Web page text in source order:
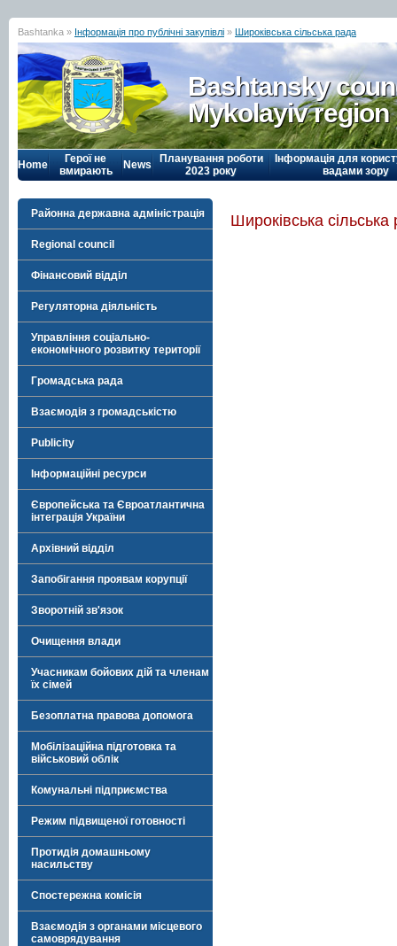
Bashtanka » Інформація про публічні закупівлі » Широківська сільська рада
Bashtansky
Mykolayiv region
Home
Герої не
вмирають
News
Планування роботи
2023 року
Інформація для
вадами зору
Районна державна адміністрація
Regional council
Фінансовий відділ
Регуляторна діяльність
Управління соціально-
економічного розвитку території
Громадська рада
Взаємодія з громадськістю
Publicity
Інформаційні ресурси
Європейська та Євроатлантична
інтеграція України
Архівний відділ
Запобігання проявам корупції
Зворотній зв'язок
Очищення влади
Учасникам бойових дій та членам
їх сімей
Безоплатна правова допомога
Мобілізаційна підготовка та
військовий облік
Комунальні підприємства
Режим підвищеної готовності
Протидія домашньому
насильству
Спостережна комісія
Взаємодія з органами місцевого
самоврядування
Широківська сільська